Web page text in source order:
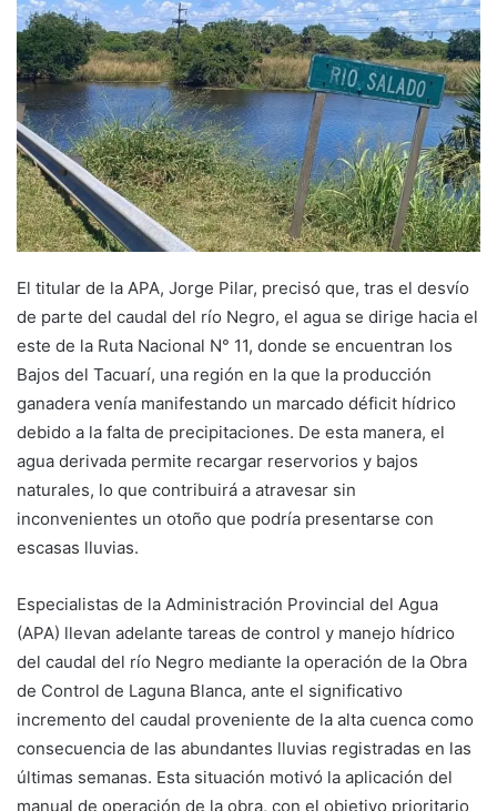
El titular de la APA, Jorge Pilar, precisó que, tras el desvío
de parte del caudal del río Negro, el agua se dirige hacia el
este de la Ruta Nacional N° 11, donde se encuentran los
Bajos del Tacuarí, una región en la que la producción
ganadera venía manifestando un marcado déficit hídrico
debido a la falta de precipitaciones. De esta manera, el
agua derivada permite recargar reservorios y bajos
naturales, lo que contribuirá a atravesar sin
inconvenientes un otoño que podría presentarse con
escasas lluvias.
Especialistas de la Administración Provincial del Agua
(APA) llevan adelante tareas de control y manejo hídrico
del caudal del río Negro mediante la operación de la Obra
de Control de Laguna Blanca, ante el significativo
incremento del caudal proveniente de la alta cuenca como
consecuencia de las abundantes lluvias registradas en las
últimas semanas. Esta situación motivó la aplicación del
manual de operación de la obra, con el objetivo prioritario